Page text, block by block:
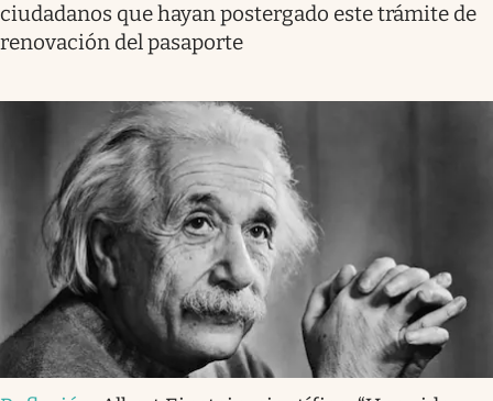
ciudadanos que hayan postergado este trámite de
renovación del pasaporte